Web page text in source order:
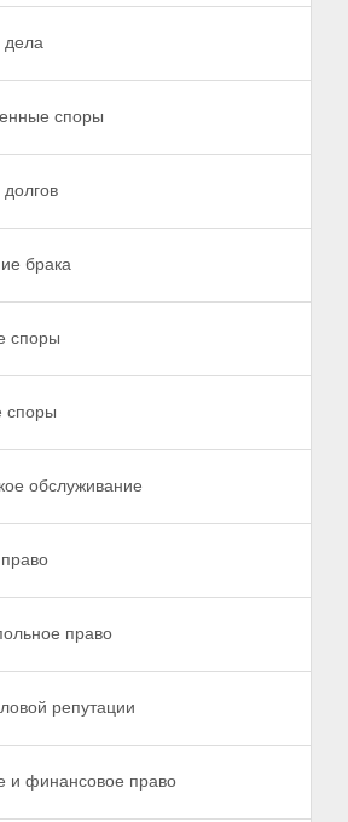
дела
споры
брака
споры
споры
обслуживание
право
репутации
и финансовое право